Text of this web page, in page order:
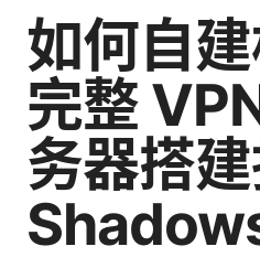
如何自建
完整
务器搭建